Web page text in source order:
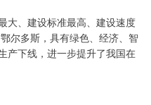
大、建设标准最高、建设速度
尔多斯，具有绿色、经济、智
产下线，进一步提升了我国在